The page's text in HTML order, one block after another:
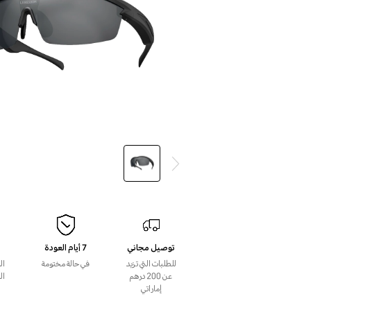
توصيل مجاني
للطلبات التي تزيد
عن 200 درهم
إماراتي
7 أيام العودة
في حالة مختومة